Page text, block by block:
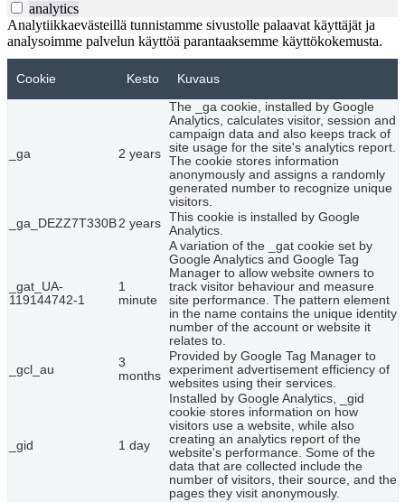
analytics
Analytiikkaevästeillä tunnistamme sivustolle palaavat käyttäjät ja
analysoimme palvelun käyttöä parantaaksemme käyttökokemusta.
Cookie Kesto Kuvaus
_ga 2 years
The _ga cookie, installed by Google
Analytics, calculates visitor, session and
campaign data and also keeps track of
site usage for the site's analytics report.
The cookie stores information
anonymously and assigns a randomly
generated number to recognize unique
visitors.
_ga_DEZZ7T330B2 years This cookie is installed by Google
Analytics.
_gat_UA-
119144742-1
1
minute
A variation of the _gat cookie set by
Google Analytics and Google Tag
Manager to allow website owners to
track visitor behaviour and measure
site performance. The pattern element
in the name contains the unique identity
number of the account or website it
relates to.
_gcl_au
3
months
Provided by Google Tag Manager to
experiment advertisement efficiency of
websites using their services.
_gid 1 day
Installed by Google Analytics, _gid
cookie stores information on how
visitors use a website, while also
creating an analytics report of the
website's performance. Some of the
data that are collected include the
number of visitors, their source, and the
pages they visit anonymously.